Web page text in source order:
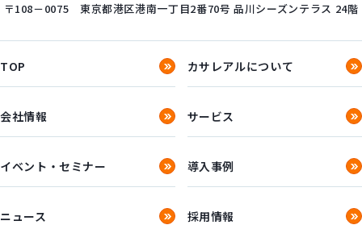
〒108－0075 東京都港区港南一丁目2番70号 品川シーズンテラス 24階
TOP カサレアルについて
会社情報 サービス
イベント・セミナー 導入事例
ニュース 採用情報